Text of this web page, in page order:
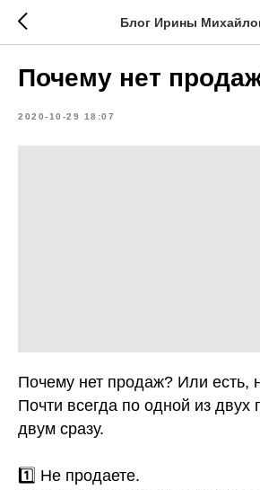
Блог Ирины
Почему нет
2020-10-29 18:07
Почему нет продаж? Или есть,
Почти всегда по одной из двух
двум сразу.
1️⃣ Не продаете.